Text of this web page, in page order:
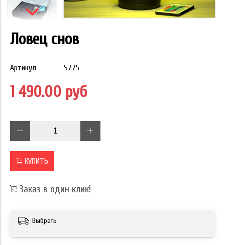
Ловец снов
Артикул S775
1 490.00 руб
КУПИТЬ
Заказ в один клик!
Выбрать